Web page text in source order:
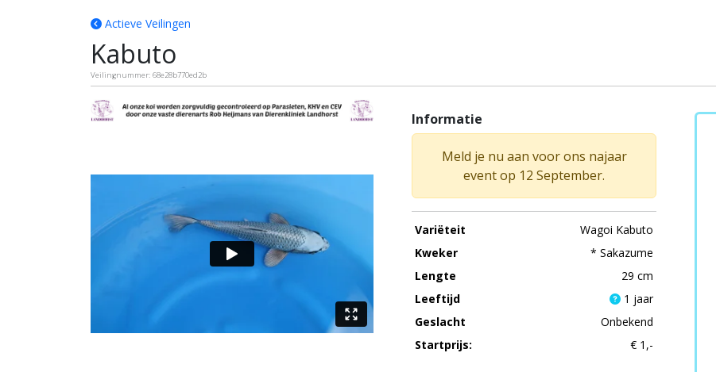
Actieve Veilingen
Kabuto
Veilingnummer: 68e28b770ed2b
Informatie
Meld je nu aan voor ons najaar
event op 12 September.
Variëteit
Wagoi Kabuto
Kweker
* Sakazume
Lengte
29 cm
Leeftijd
1 jaar
Geslacht
Onbekend
Startprijs:
€ 1,-